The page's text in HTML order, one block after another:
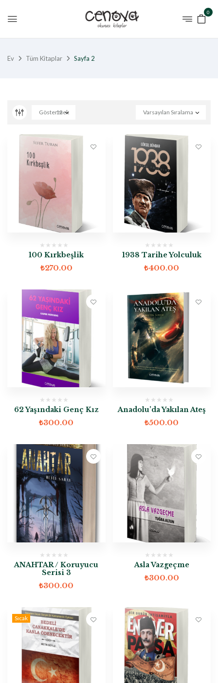
0
Ev Tüm Kitaplar Sayfa 2
Varsayılan Sıralama
Göstermek
12
100 Kırkbeşlik
₺270.00
1938 Tarihe Yolculuk
₺400.00
62 Yaşındaki Genç Kız
₺300.00
Anadolu’da Yakılan Ateş
₺500.00
ANAHTAR / Koruyucu
Serisi 3
₺300.00
Asla Vazgeçme
₺300.00
Sıcak